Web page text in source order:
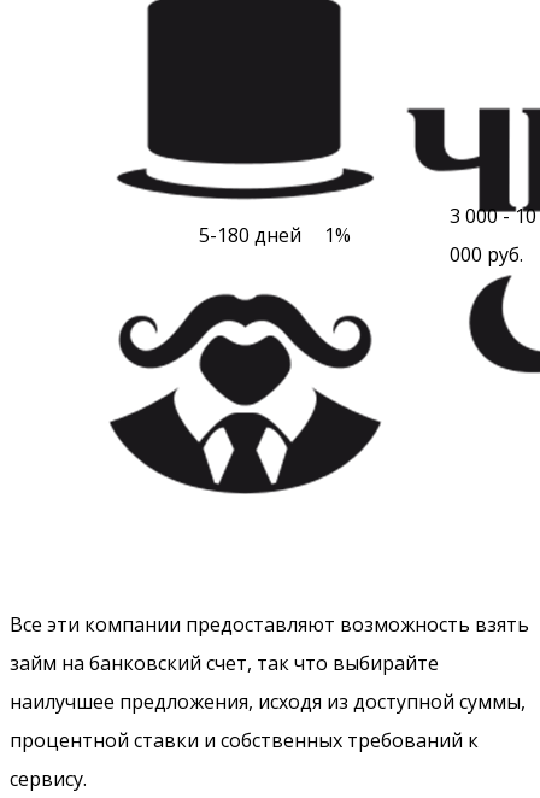
5-180 дней 1%
3 000 - 10
000 руб.
Все эти компании предоставляют возможность взять
займ на банковский счет, так что выбирайте
наилучшее предложения, исходя из доступной суммы,
процентной ставки и собственных требований к
сервису.